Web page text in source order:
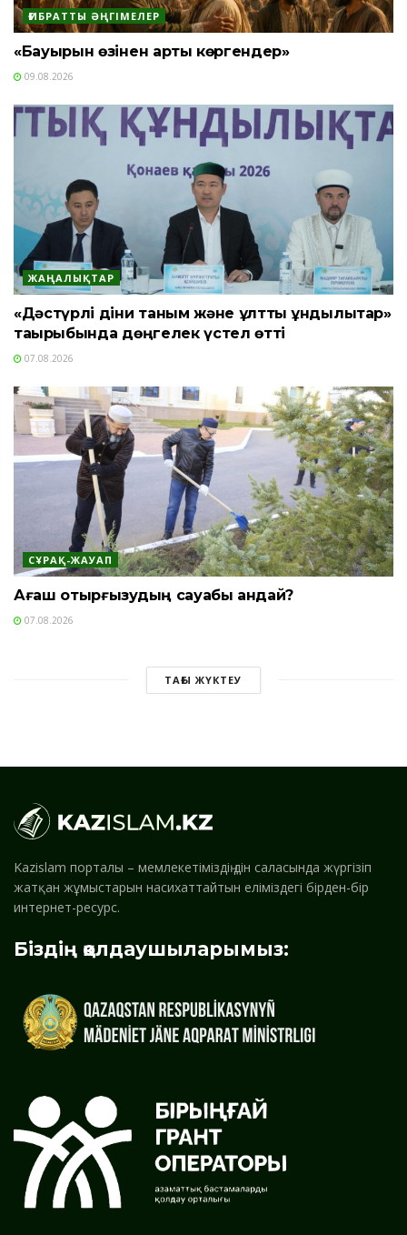
ҒИБРАТТЫ ӘҢГІМЕЛЕР
«Бауырын өзінен артық көргендер»
09.08.2026
ЖАҢАЛЫҚТАР
«Дәстүрлі діни таным және ұлттық құндылықтар»
тақырыбында дөңгелек үстел өтті
07.08.2026
СҰРАҚ-ЖАУАП
Ағаш отырғызудың сауабы қандай?
07.08.2026
ТАҒЫ ЖҮКТЕУ
Kazislam порталы – мемлекетіміздің дін саласында жүргізіп
жатқан жұмыстарын насихаттайтын еліміздегі бірден-бір
интернет-ресурс.
Біздің қолдаушыларымыз: